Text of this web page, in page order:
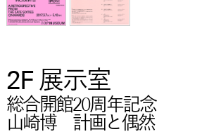
2F 展示室
総合開館20周年記念
山崎博 計画と偶然